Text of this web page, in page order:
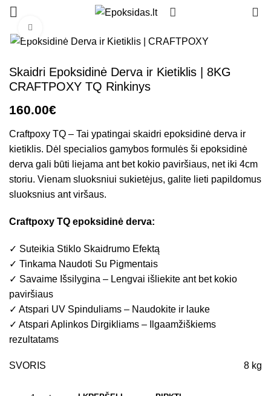
Skaidri Epoksidinė Derva ir Kietiklis | 8KG
CRAFTPOXY TQ Rinkinys
€
Craftpoxy TQ – Tai ypatingai skaidri epoksidinė derva ir
kietiklis. Dėl specialios gamybos formulės ši epoksidinė
derva gali būti liejama ant bet kokio paviršiaus, net iki 4cm
storiu. Vienam sluoksniui sukietėjus, galite lieti papildomus
sluoksnius ant viršaus.
Craftpoxy TQ epoksidinė derva:
✓ Suteikia Stiklo Skaidrumo Efektą
✓ Tinkama Naudoti Su Pigmentais
✓ Savaime Išsilygina – Lengvai išliekite ant bet kokio
paviršiaus
✓ Atspari UV Spinduliams – Naudokite ir lauke
✓ Atspari Aplinkos Dirgikliams – Ilgaamžiškiems
rezultatams
SVORIS 8 kg